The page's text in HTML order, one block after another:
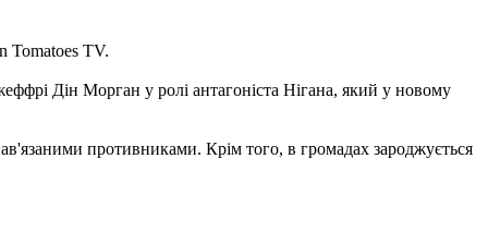
Tomatoes TV.
Дін Морган у ролі антагоніста Нігана, який у новому
противниками. Крім того, в громадах зароджується